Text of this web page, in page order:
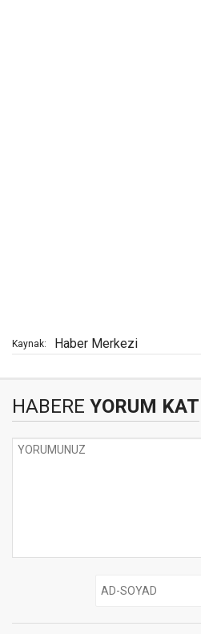
Kaynak: Haber Merkezi
HABERE YORUM KAT